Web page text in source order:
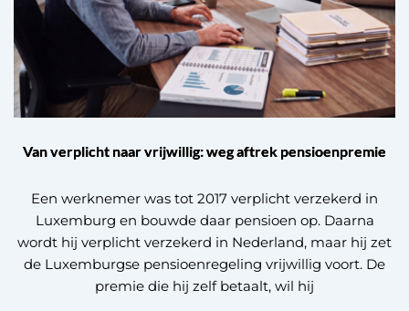
Van verplicht naar vrijwillig: weg aftrek pensioenpremie
Een werknemer was tot 2017 verplicht verzekerd in
Luxemburg en bouwde daar pensioen op. Daarna
wordt hij verplicht verzekerd in Nederland, maar hij zet
de Luxemburgse pensioenregeling vrijwillig voort. De
premie die hij zelf betaalt, wil hij